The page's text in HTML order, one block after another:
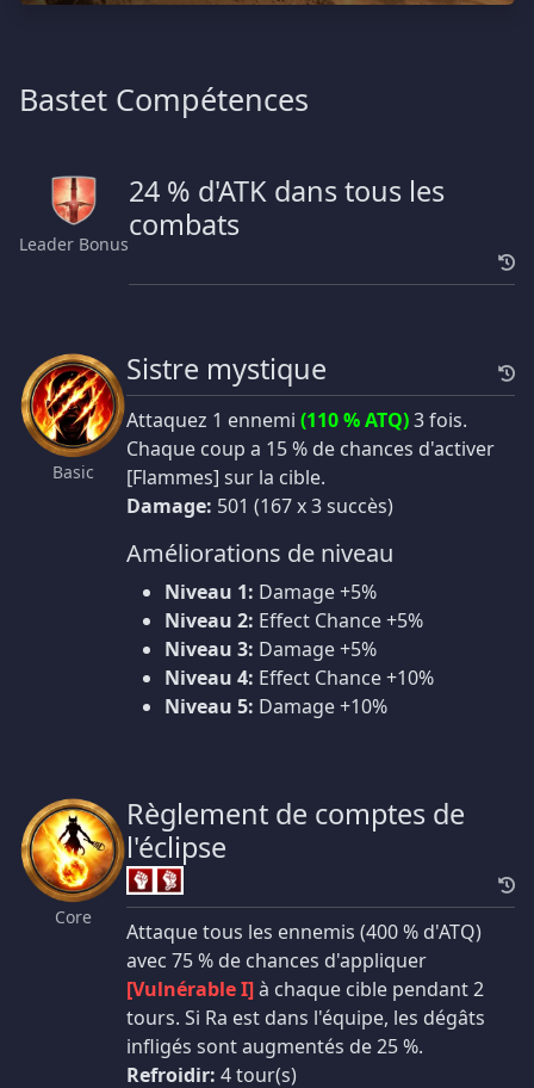
Bastet Compétences
Leader Bonus
24 % d'ATK dans tous les
combats
Basic
Sistre mystique
Attaquez 1 ennemi (110 % ATQ)3 fois.
Chaque coup a 15 % de chances d'activer
[Flammes] sur la cible.
Damage: 501 (167 x 3 succès)
Améliorations de niveau
Niveau 1: Damage +5%
Niveau 2: Effect Chance +5%
Niveau 3: Damage +5%
Niveau 4: Effect Chance +10%
Niveau 5: Damage +10%
Core
Règlement de comptes de
l'éclipse
Attaque tous les ennemis (400 % d'ATQ)
avec 75 % de chances d'appliquer
[Vulnérable I]à chaque cible pendant 2
tours. Si Ra est dans l'équipe, les dégâts
infligés sont augmentés de 25 %.
Refroidir: 4 tour(s)